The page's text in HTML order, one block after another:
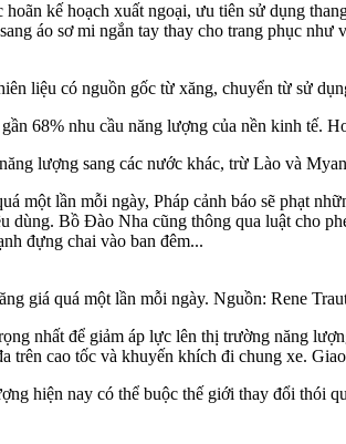
kế hoạch xuất ngoại, ưu tiên sử dụng
áo sơ mi ngắn tay thay cho trang phục
liệu có nguồn gốc từ xăng, chuyển từ sử
68% nhu cầu năng lượng của nền kinh tế.
lượng sang các nước khác, trừ Lào và
một lần mỗi ngày, Pháp cảnh báo sẽ phạt
dùng. Bồ Đào Nha cũng thông qua luật cho
đựng chai vào ban đêm...
giá quá một lần mỗi ngày. Nguồn: Rene
nhất để giảm áp lực lên thị trường năng
trên cao tốc và khuyến khích đi chung xe.
hiện nay có thể buộc thế giới thay đổi thói